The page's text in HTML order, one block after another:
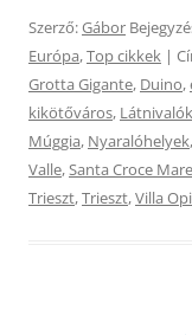
Szerző:Gábor
Európa,Top cikkek |
Grotta Gigante, Duino,
kikötőváros, Látnivalók
Múggia, Nyaralóhelyek,
Valle,Santa Croce Mare
Trieszt,Trieszt,Villa